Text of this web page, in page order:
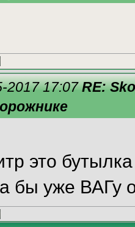
2017 17:07RE:
это
бы уже ВАГу